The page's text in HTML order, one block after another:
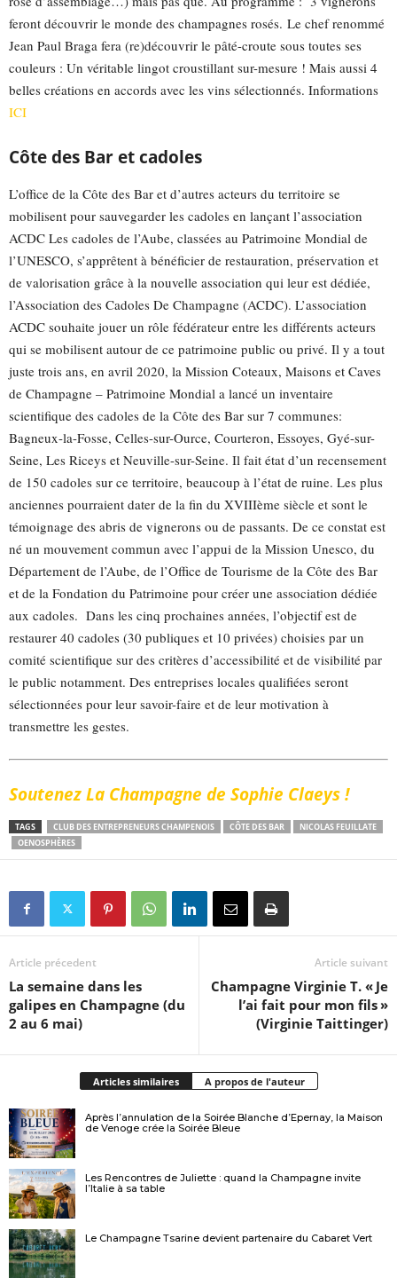
feront découvrir le monde des champagnes rosés. Le chef renommé
Jean Paul Braga fera (re)découvrir le pâté-croute sous toutes ses
couleurs : Un véritable lingot croustillant sur-mesure ! Mais aussi 4
belles créations en accords avec les vins sélectionnés. Informations
ICI
Côte des Bar et cadoles
L’office de la Côte des Bar et d’autres acteurs du territoire se
mobilisent pour sauvegarder les cadoles en lançant l’association
ACDC Les cadoles de l’Aube, classées au Patrimoine Mondial de
l’UNESCO, s’apprêtent à bénéficier de restauration, préservation et
de valorisation grâce à la nouvelle association qui leur est dédiée,
l’Association des Cadoles De Champagne (ACDC). L’association
ACDC souhaite jouer un rôle fédérateur entre les différents acteurs
qui se mobilisent autour de ce patrimoine public ou privé. Il y a tout
juste trois ans, en avril 2020, la Mission Coteaux, Maisons et Caves
de Champagne – Patrimoine Mondial a lancé un inventaire
scientifique des cadoles de la Côte des Bar sur 7 communes:
Bagneux-la-Fosse, Celles-sur-Ource, Courteron, Essoyes, Gyé-sur-
Seine, Les Riceys et Neuville-sur-Seine. Il fait état d’un recensement
de 150 cadoles sur ce territoire, beaucoup à l’état de ruine. Les plus
anciennes pourraient dater de la fin du XVIIIème siècle et sont le
témoignage des abris de vignerons ou de passants. De ce constat est
né un mouvement commun avec l’appui de la Mission Unesco, du
Département de l’Aube, de l’Office de Tourisme de la Côte des Bar
et de la Fondation du Patrimoine pour créer une association dédiée
aux cadoles. Dans les cinq prochaines années, l’objectif est de
restaurer 40 cadoles (30 publiques et 10 privées) choisies par un
comité scientifique sur des critères d’accessibilité et de visibilité par
le public notamment. Des entreprises locales qualifiées seront
sélectionnées pour leur savoir-faire et de leur motivation à
transmettre les gestes.
Soutenez La Champagne de Sophie Claeys !
TAGS CLUB DES ENTREPRENEURS CHAMPENOIS CÔTE DES BAR
NICOLAS FEUILLATE
OENOSPHÈRES
Article précedent
La semaine dans les
galipes en Champagne (du
2 au 6 mai)
Article suivant
Champagne Virginie T. « Je
l’ai fait pour mon fils »
(Virginie Taittinger)
Articles similaires A propos de l'auteur
Après l’annulation de la Soirée Blanche d’Epernay, la Maison
de Venoge crée la Soirée Bleue
Les Rencontres de Juliette : quand la Champagne invite
l’Italie à sa table
Le Champagne Tsarine devient partenaire du Cabaret Vert